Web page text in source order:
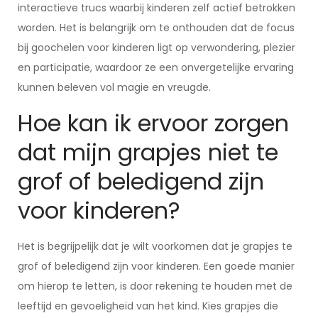
interactieve trucs waarbij kinderen zelf actief betrokken
worden. Het is belangrijk om te onthouden dat de focus
bij goochelen voor kinderen ligt op verwondering, plezier
en participatie, waardoor ze een onvergetelijke ervaring
kunnen beleven vol magie en vreugde.
Hoe kan ik ervoor zorgen
dat mijn grapjes niet te
grof of beledigend zijn
voor kinderen?
Het is begrijpelijk dat je wilt voorkomen dat je grapjes te
grof of beledigend zijn voor kinderen. Een goede manier
om hierop te letten, is door rekening te houden met de
leeftijd en gevoeligheid van het kind. Kies grapjes die